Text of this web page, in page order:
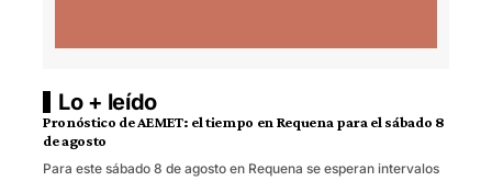
Lo + leído
Pronóstico de AEMET: el tiempo en Requena para el sábado 8
de agosto
Para este sábado 8 de agosto en Requena se esperan intervalos